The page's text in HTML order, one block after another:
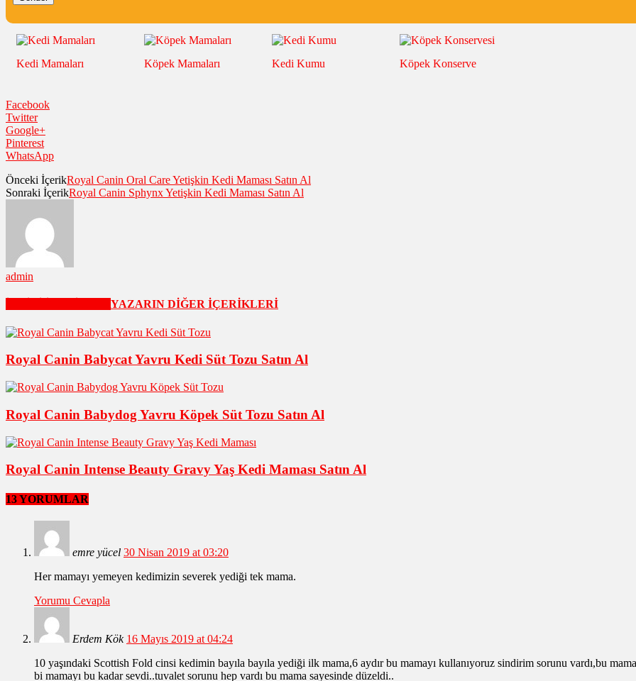
Kedi Mamaları Köpek Mamaları Kedi Kumu Köpek Konserve
Facebook
Twitter
Google+
Pinterest
WhatsApp
Önceki İçerikRoyal Canin Oral Care Yetişkin Kedi Maması Satın Al
Sonraki İçerikRoyal Canin Sphynx Yetişkin Kedi Maması Satın Al
admin
YAZARIN DİĞER İÇERİKLERİ
Royal Canin Babycat Yavru Kedi Süt Tozu Satın Al
Royal Canin Babydog Yavru Köpek Süt Tozu Satın Al
Royal Canin Intense Beauty Gravy Yaş Kedi Maması Satın Al
13 YORUMLAR
emre yücel 30 Nisan 2019 at 03:20
Her mamayı yemeyen kedimizin severek yediği tek mama.
Yorumu Cevapla
Erdem Kök 16 Mayıs 2019 at 04:24
10 yaşındaki Scottish Fold cinsi kedimin bayıla bayıla yediği ilk mama,6 aydır bu mamayı kullanıyoruz sindirim sorunu vardı,bu
bi mamayı bu kadar sevdi..tuvalet sorunu hep vardı bu mama sayesinde düzeldi..